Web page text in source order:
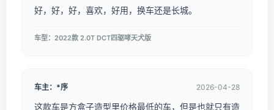
好，好，好，喜欢，好用，换车还是长城。
车型：2022款 2.0T DCT四驱哮天犬版
车主：*序 2026-04-28
这款车是方盒子造型里价格最低的车，但是也就只有造